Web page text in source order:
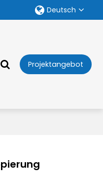
Deutsch
Projektangebot